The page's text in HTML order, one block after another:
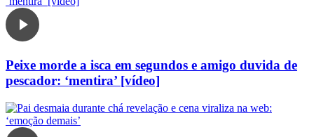
Peixe morde a isca em segundos e amigo duvida de
pescador: ‘mentira’ [vídeo]